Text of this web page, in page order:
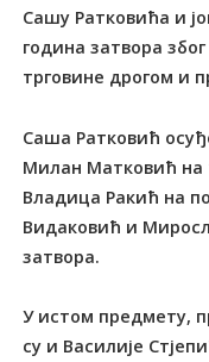
Сашу Ратковића и
година затвора
трговине дрогом и
Саша Ратковић
Милан Матковић на
Владица Ракић на
Видаковић и
затвора.
У истом предмету,
су и Василије